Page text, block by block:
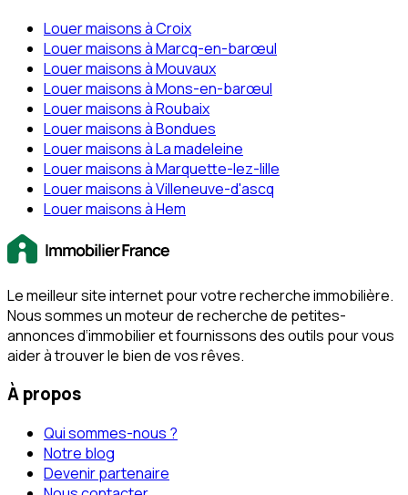
Louer maisons à Croix
Louer maisons à Marcq-en-barœul
Louer maisons à Mouvaux
Louer maisons à Mons-en-barœul
Louer maisons à Roubaix
Louer maisons à Bondues
Louer maisons à La madeleine
Louer maisons à Marquette-lez-lille
Louer maisons à Villeneuve-d'ascq
Louer maisons à Hem
Le meilleur site internet pour votre recherche immobilière.
Nous sommes un moteur de recherche de petites-
annonces d‘immobilier et fournissons des outils pour vous
aider à trouver le bien de vos rêves.
À propos
Qui sommes-nous ?
Notre blog
Devenir partenaire